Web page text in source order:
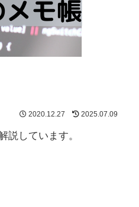
2020.12.27 2025.07.09
しています。